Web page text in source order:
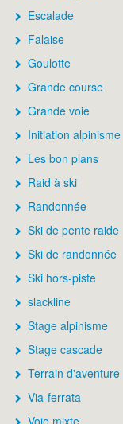
Escalade
Falaise
Goulotte
Grande course
Grande voie
Initiation alpinisme
Les bon plans
Raid à ski
Randonnée
Ski de pente raide
Ski de randonnée
Ski hors-piste
slackline
Stage alpinisme
Stage cascade
Terrain d'aventure
Via-ferrata
Voie mixte